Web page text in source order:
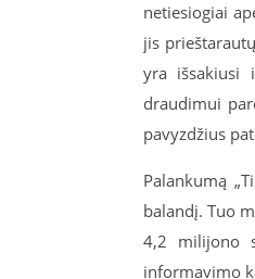
netiesiogiai
jis
yra išsakiusi
draudimui
pavyzdžius
Palankumą
balandį. Tuo
4,2 milijono
informavimo